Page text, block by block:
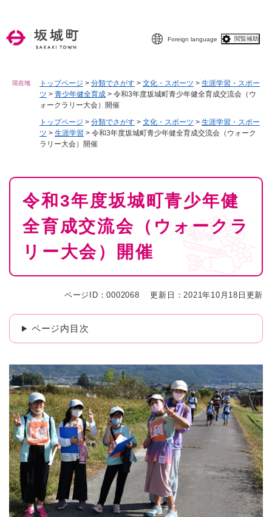
Foreign language 閲覧補助
現在地 トップページ > 分類でさがす > 文化・スポーツ > 生涯学習・スポー
ツ > 青少年健全育成 > 令和3年度坂城町青少年健全育成交流会（ウ
ォークラリー大会）開催
トップページ > 分類でさがす > 文化・スポーツ > 生涯学習・スポー
ツ > 生涯学習 > 令和3年度坂城町青少年健全育成交流会（ウォーク
ラリー大会）開催
本
令和3年度坂城町青少年健
全育成交流会（ウォークラ
リー大会）開催
ページID：0002068 更新日：2021年10月18日更新
ページ内目次